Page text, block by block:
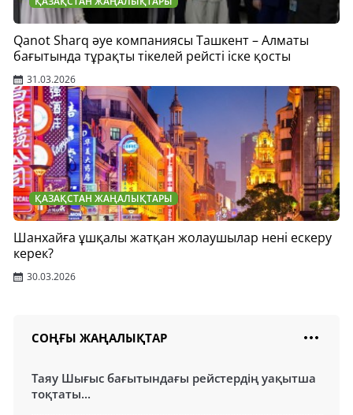
Qanot Sharq әуе компаниясы Ташкент – Алматы
бағытында тұрақты тікелей рейсті іске қосты
31.03.2026
ҚАЗАҚСТАН ЖАҢАЛЫҚТАРЫ
Шанхайға ұшқалы жатқан жолаушылар нені ескеру
керек?
30.03.2026
СОҢҒЫ ЖАҢАЛЫҚТАР
Таяу Шығыс бағытындағы рейстердің уақытша
тоқтаты...